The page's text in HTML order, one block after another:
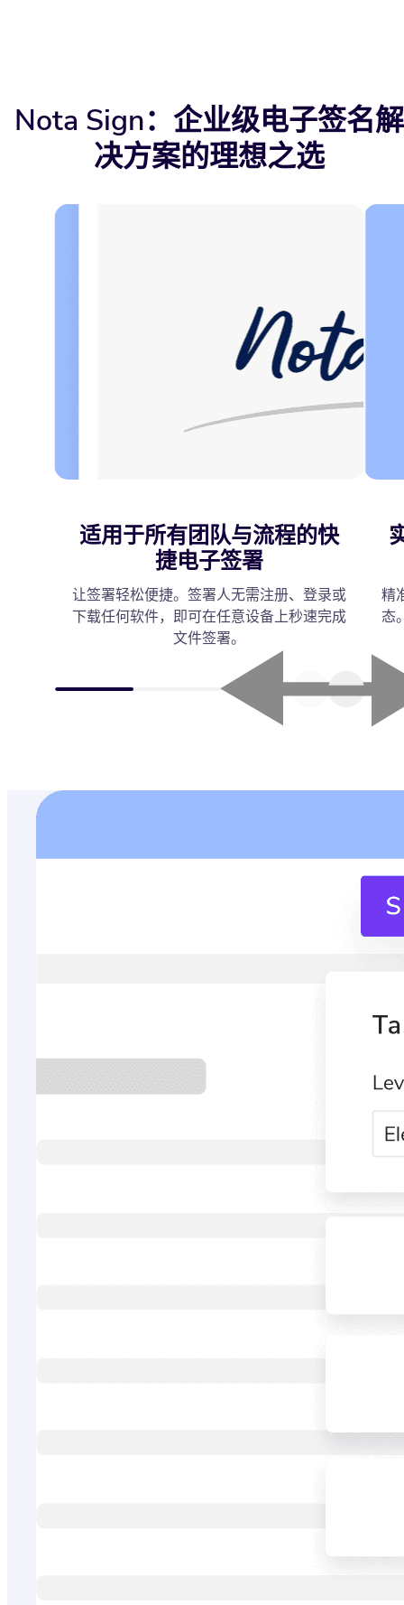
Nota Sign：企业级电子签名解
决方案的理想之选
适用于所有团队与流程的快
捷电子签署
让签署轻松便捷。签署人无需注册、登录或
下载任何软件，即可在任意设备上秒速完成
文件签署。
精
态